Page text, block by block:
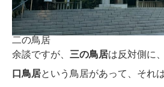
二の鳥居
余談ですが、 三の鳥居は反対側に
口鳥居という鳥居があって、それ